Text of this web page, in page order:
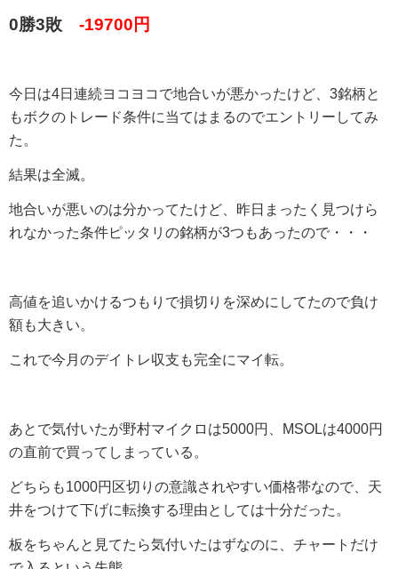
0勝3敗 -19700円
今日は4日連続ヨコヨコで地合いが悪かったけど、3銘柄と
もボクのトレード条件に当てはまるのでエントリーしてみ
た。
結果は全滅。
地合いが悪いのは分かってたけど、昨日まったく見つけら
れなかった条件ピッタリの銘柄が3つもあったので・・・
高値を追いかけるつもりで損切りを深めにしてたので負け
額も大きい。
これで今月のデイトレ収支も完全にマイ転。
あとで気付いたが野村マイクロは5000円、MSOLは4000円
の直前で買ってしまっている。
どちらも1000円区切りの意識されやすい価格帯なので、天
井をつけて下げに転換する理由としては十分だった。
板をちゃんと見てたら気付いたはずなのに、チャートだけ